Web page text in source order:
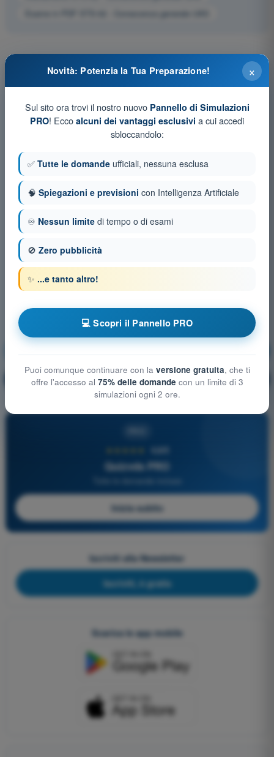
Esame in PDF STS-02 - Conoscenza generale UAS
🔒 PRO Spiegazione domanda
4,6/5
Quizvds PRO
Inizia subito
Iscriviti alla Newsletter
Iscriviti, è gratis
Scarica le app mobile
×
Novità: Potenzia la Tua Preparazione!
Sul sito ora trovi il nostro nuovo Pannello di Simulazioni
PRO! Ecco alcuni dei vantaggi esclusivi a cui accedi
sbloccandolo:
✅ Tutte le domande ufficiali, nessuna esclusa
🧠 Spiegazioni e previsioni con Intelligenza Artificiale
♾️ Nessun limite di tempo o di esami
🚫 Zero pubblicità
✨ ...e tanto altro!
💻 Scopri il Pannello PRO
Puoi comunque continuare con la versione gratuita, che ti
offre l'accesso al 75% delle domande con un limite di 3
simulazioni ogni 2 ore.